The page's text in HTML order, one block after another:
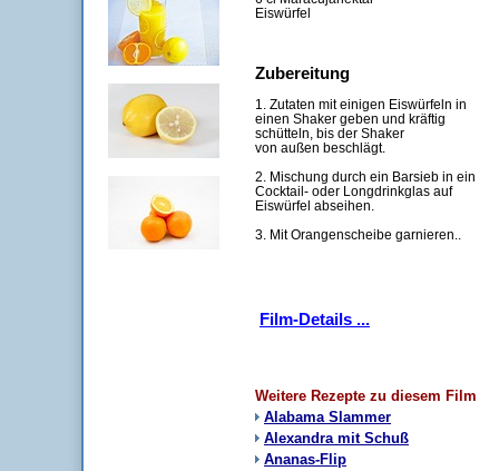
Eiswürfel
Zubereitung
1. Zutaten mit einigen Eiswürfeln in
einen Shaker geben und kräftig
schütteln, bis der Shaker
von außen beschlägt.
2. Mischung durch ein Barsieb in ein
Cocktail- oder Longdrinkglas auf
Eiswürfel abseihen.
3. Mit Orangenscheibe garnieren..
Film-Details ...
Weitere Rezepte zu diesem Film
Alabama Slammer
Alexandra mit Schuß
Ananas-Flip